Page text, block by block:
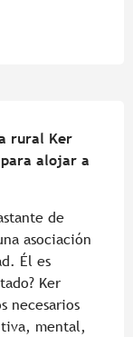
rural Ker
alojar a
de
asociación
Él es
Ker
necesarios
mental,